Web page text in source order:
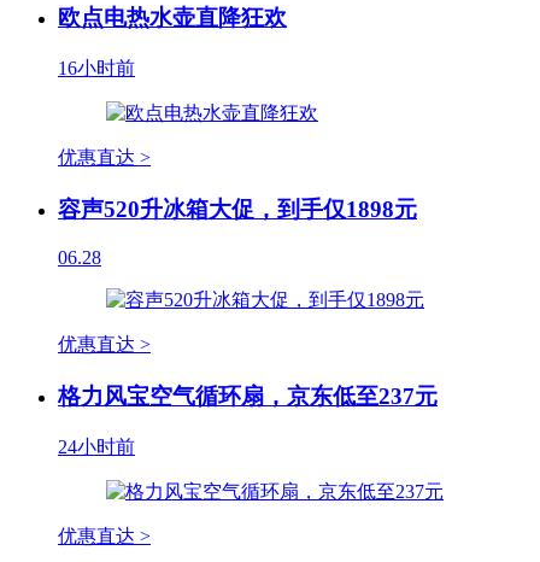
欧点电热水壶直降狂欢
16小时前
优惠直达 >
容声520升冰箱大促，到手仅1898元
06.28
优惠直达 >
格力风宝空气循环扇，京东低至237元
24小时前
优惠直达 >